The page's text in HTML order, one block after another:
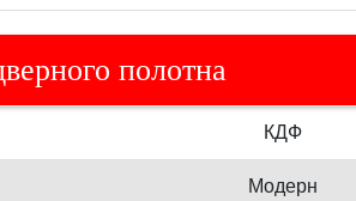
полотна
КДФ
Модерн